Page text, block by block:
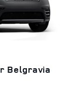
Belgravia